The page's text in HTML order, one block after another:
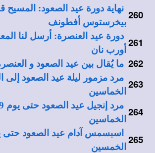
260 نهاية دورة عيد الصعود: المسيح
بيخرستوس أفطونف
261 دورة عيد العنصرة: أرسل لنا
أورب نان
262 ما يُقال بين عيد الصعود و
263
الخماسين
264
الخماسين
265
الخمسين